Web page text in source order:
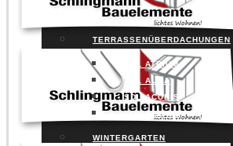
TERRASSENÜBERDACHUNGEN
SDL ATRIUM
SDL AURA
SDL ACUBIS
SDL ALERIO
WINTERGARTEN